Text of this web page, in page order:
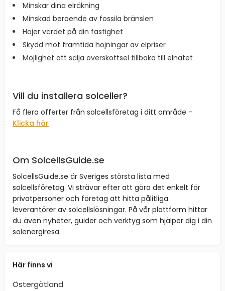
Minskar dina elräkning
Minskad beroende av fossila bränslen
Höjer värdet på din fastighet
Skydd mot framtida höjningar av elpriser
Möjlighet att sälja överskottsel tillbaka till elnätet
Vill du installera solceller?
Få flera offerter från solcellsföretag i ditt område -
Klicka här
Om SolcellsGuide.se
SolcellsGuide.se är Sveriges största lista med
solcellsföretag. Vi strävar efter att göra det enkelt för
privatpersoner och företag att hitta pålitliga
leverantörer av solcellslösningar. På vår plattform hittar
du även nyheter, guider och verktyg som hjälper dig i din
solenergiresa.
Här finns vi
Östergötland